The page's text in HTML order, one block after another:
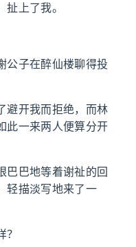
上了我。
公子在醉仙楼聊得投
避开我而拒绝，而林
此一来两人便算分开
巴巴地等着谢祉的回
轻描淡写地来了一